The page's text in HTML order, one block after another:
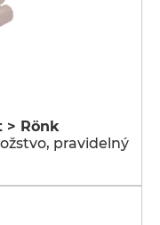
> Rönk
pravidelný